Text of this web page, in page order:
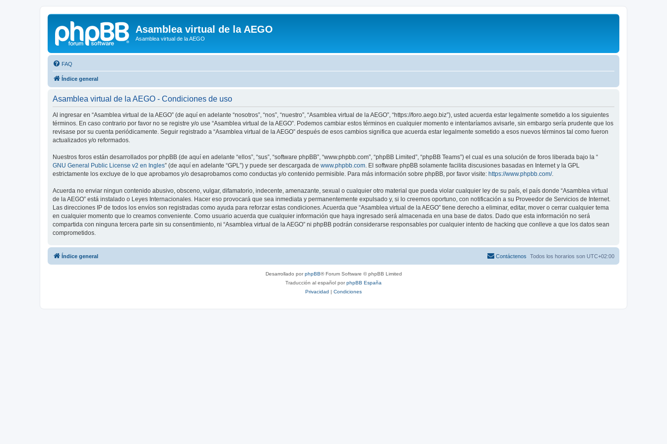
Asamblea virtual de la AEGO
Asamblea virtual de la AEGO
FAQ
Índice general
Asamblea virtual de la AEGO - Condiciones de uso
Al ingresar en “Asamblea virtual de la AEGO” (de aquí en adelante “nosotros”, “nos”, “nuestro”, “Asamblea virtual de la AEGO”, “https://foro.aego.biz”), usted acuerda estar legalmente sometido a los siguientes
términos. En caso contrario por favor no se registre y/o use “Asamblea virtual de la AEGO”. Podemos cambiar estos términos en cualquier momento e intentaríamos avisarle, sin embargo sería prudente que los
revisase por su cuenta periódicamente. Seguir registrado a “Asamblea virtual de la AEGO” después de esos cambios significa que acuerda estar legalmente sometido a esos nuevos términos tal como fueron
actualizados y/o reformados.
Nuestros foros están desarrollados por phpBB (de aquí en adelante “ellos”, “sus”, “software phpBB”, “www.phpbb.com”, “phpBB Limited”, “phpBB Teams”) el cual es una solución de foros liberada bajo la “
GNU General Public License v2 en Ingles” (de aquí en adelante “GPL”) y puede ser descargada de www.phpbb.com . El software phpBB solamente facilita discusiones basadas en Internet y la GPL
estrictamente los excluye de lo que aprobamos y/o desaprobamos como conductas y/o contenido permisible. Para más información sobre phpBB, por favor visite: https://www.phpbb.com/.
Acuerda no enviar ningun contenido abusivo, obsceno, vulgar, difamatorio, indecente, amenazante, sexual o cualquier otro material que pueda violar cualquier ley de su país, el país donde “Asamblea virtual
de la AEGO” está instalado o Leyes Internacionales. Hacer eso provocará que sea inmediata y permanentemente expulsado y, si lo creemos oportuno, con notificación a su Proveedor de Servicios de Internet.
Las direcciones IP de todos los envíos son registradas como ayuda para reforzar estas condiciones. Acuerda que “Asamblea virtual de la AEGO” tiene derecho a eliminar, editar, mover o cerrar cualquier tema
en cualquier momento que lo creamos conveniente. Como usuario acuerda que cualquier información que haya ingresado será almacenada en una base de datos. Dado que esta información no será
compartida con ninguna tercera parte sin su consentimiento, ni “Asamblea virtual de la AEGO” ni phpBB podrán considerarse responsables por cualquier intento de hacking que conlleve a que los datos sean
comprometidos.
Índice general Todos los horarios son UTC+02:00
Contáctenos
Desarrollado porphpBB® Forum Software © phpBB Limited
Traducción al español porphpBB España
Privacidad | Condiciones